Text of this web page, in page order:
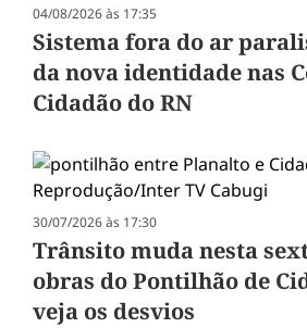
04/08/2026 às 17:35
Sistema fora do ar
da nova identidade nas
Cidadão do RN
30/07/2026 às 17:30
Trânsito muda nesta
obras do Pontilhão de
veja os desvios